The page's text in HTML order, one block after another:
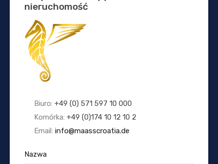
nieruchomość
Biuro: +49 (0) 571 597 10 000
Komórka: +49 (0)174 10 12 10 2
Email: info@maasscroatia.de
Nazwa